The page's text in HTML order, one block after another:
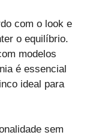
com o look e
o equilíbrio.
modelos
é essencial
ideal para
sem